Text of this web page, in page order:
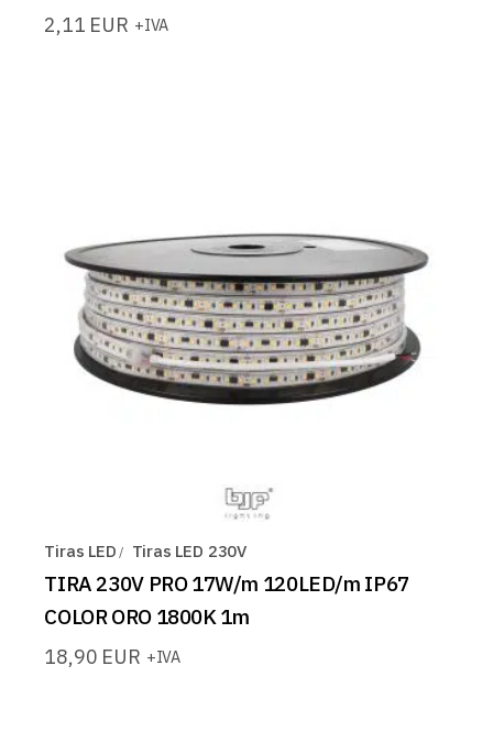
2,11 EUR +IVA
Tiras LED Tiras LED 230V
TIRA 230V PRO 17W/m 120LED/m IP67
COLOR ORO 1800K 1m
18,90 EUR +IVA